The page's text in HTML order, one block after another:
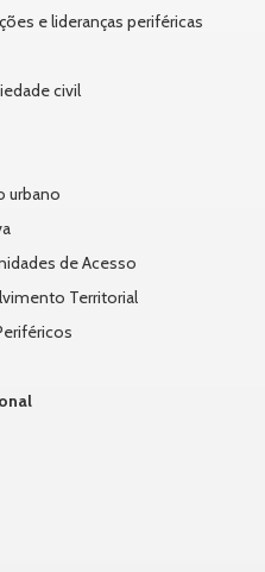
e lideranças periféricas
civil
urbano
de Acesso
Territorial